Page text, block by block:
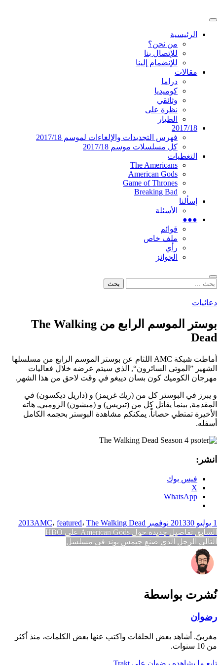
إلى
دليل التلفزيون العربي
موقع عربي متخصص في أخبار ومقالات حول
المسلسلات الأجنبية
القائمة
الرئيسيةالرئيسية
من نحن؟
للإتصال بنا
للإنضمام إلينا
مقالات
دراما
كوميديا
وثائقي
نظرة على
الطيار
2017/18
فهرس التجديدات والإلغاءات لموسم 2017/18
كل مسلسلات موسم 2017/18
التغطيات
The Americans
American Gods
Game of Thrones
Breaking Bad
إسألنا
الأسئلة
●●●
قوائم
ملف خاص
رأي
الجوائز
بحث
البحث
دعائيات
بوستر الموسم الرابع من The Walking
Dead
أماطت شبكة AMC اللثام عن بوستر الموسم الرابع من مسلسلها
الشهير ”الموتى السائرون“, الذي سيتم عرضه خلال فعاليات
مهرجان الكوميك كون بسان دييغو في وقت لاحق من هذا الشهر.
و يبرز في البوستر كل من (ريك غريمز) و (داريل ديكسون) في
المقدمة, بينما يقاتل كل من (تيريس) و (ميشون) الزومبي, هاته
الأخيرة تمتطي حصاناً. يمكنكم مشاهدة البوستر بحجمه الكامل
أسفله.
انشر:
فيس بوك
X
WhatsApp
1 يوليو 2013 30 نوفمبر 2013 AMC، featured، The Walking Dead
تصفّح
المقالات
السابق المقالة
السابقة:
تفاصيل جديدة حول American Gods على HBO
التالي المقالة
التالية:
الرجل الذي صنع جيمس بوند في مسلسل
نُشرت بواسطة
رضوان
مغربيّ. أشاهد بعض الحلقات واكتب عنها بعض الكلمات، منذ أكثر
من 10 سنوات.
تابع ما يشاهده رضوان على Trakt